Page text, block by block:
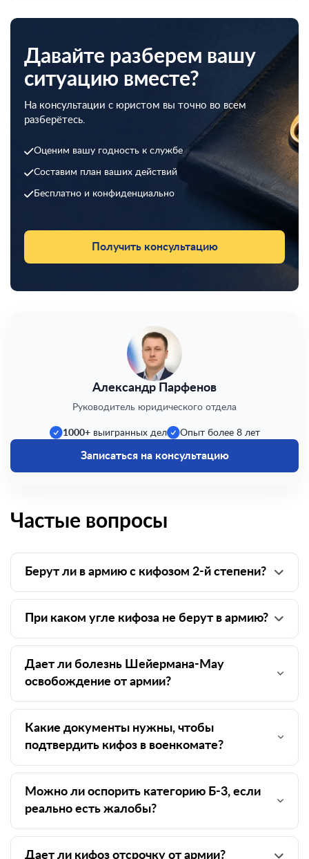
Давайте разберем вашу
ситуацию вместе?
На консультации с юристом вы точно во всем
разберётесь.
Оценим вашу годность к службе
Составим план ваших действий
Бесплатно и конфиденциально
Получить консультацию
Александр Парфенов
Руководитель юридического отдела
1000+выигранных дел Опыт более 8 лет
Записаться на консультацию
Частые вопросы
Берут ли в армию с кифозом 2-й степени?
При каком угле кифоза не берут в армию?
Дает ли болезнь Шейермана-Мау
освобождение от армии?
Какие документы нужны, чтобы
подтвердить кифоз в военкомате?
Можно ли оспорить категорию Б-3, если
реально есть жалобы?
Дает ли кифоз отсрочку от армии?